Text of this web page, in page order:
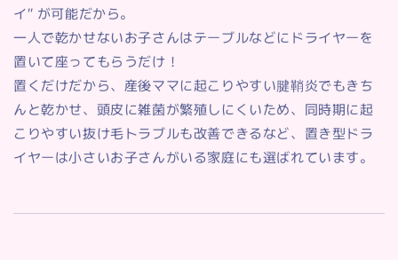
イ” が可能だから。
一人で乾かせないお子さんはテーブルなどにドライヤーを
置いて座ってもらうだけ！
置くだけだから、産後ママに起こりやすい腱鞘炎でもきち
んと乾かせ、頭皮に雑菌が繁殖しにくいため、同時期に起
こりやすい抜け毛トラブルも改善できるなど、置き型ドラ
イヤーは小さいお子さんがいる家庭にも選ばれています。